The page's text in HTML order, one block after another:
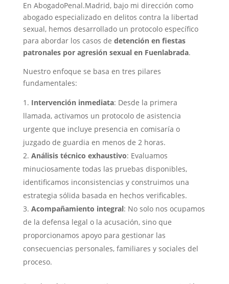
En AbogadoPenal.Madrid, bajo mi dirección como
abogado especializado en delitos contra la libertad
sexual, hemos desarrollado un protocolo específico
para abordar los casos de detención en fiestas
patronales por agresión sexual en Fuenlabrada.
Nuestro enfoque se basa en tres pilares
fundamentales:
Intervención inmediata: Desde la primera
llamada, activamos un protocolo de asistencia
urgente que incluye presencia en comisaría o
juzgado de guardia en menos de 2 horas.
Análisis técnico exhaustivo: Evaluamos
minuciosamente todas las pruebas disponibles,
identificamos inconsistencias y construimos una
estrategia sólida basada en hechos verificables.
Acompañamiento integral: No solo nos ocupamos
de la defensa legal o la acusación, sino que
proporcionamos apoyo para gestionar las
consecuencias personales, familiares y sociales del
proceso.